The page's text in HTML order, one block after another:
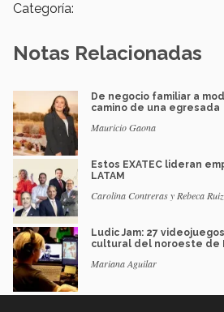
Categoría:
Notas Relacionadas
De negocio familiar a
camino de una egresada
Mauricio Gaona
Estos EXATEC lideran
LATAM
Carolina Contreras y Rebeca Ruiz
Ludic Jam: 27
cultural del noroeste de
Mariana Aguilar